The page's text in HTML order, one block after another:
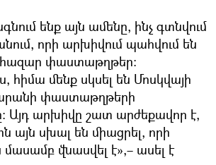
ենք այն ամենը, ինչ գտնվում
որի արխիվում պահվում են
հազար փաստաթղթեր։
մենք սկսել են Մոսկվայի
փաստաթղթերի
Այդ արխիվը շատ արժեքավոր է,
այն սխալ են միացրել, որի
վնասվել է»,– ասել է